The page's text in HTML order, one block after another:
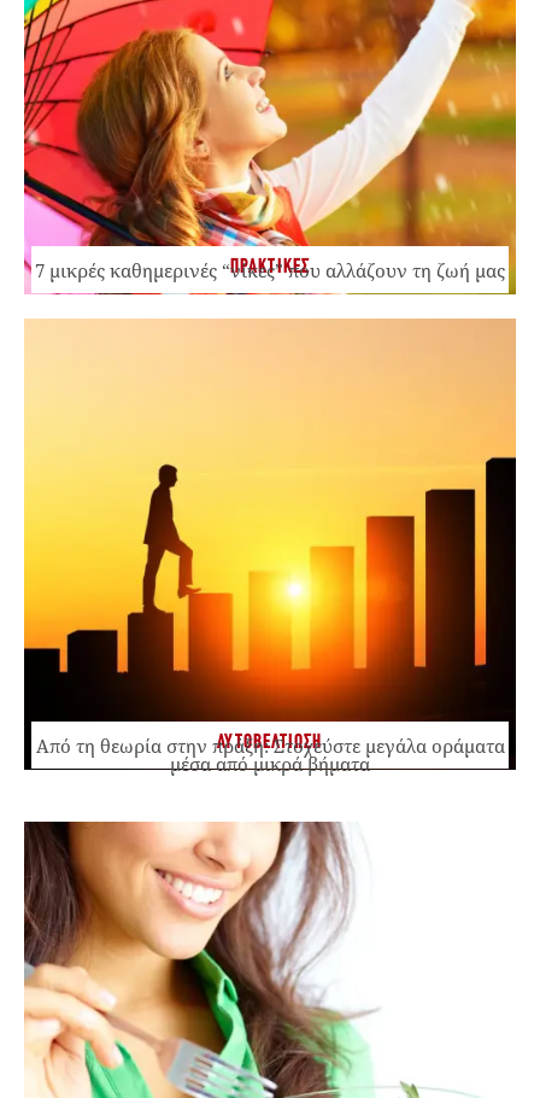
ΠΡΑΚΤΙΚΕΣ
7 μικρές καθημερινές “νίκες” που αλλάζουν τη ζωή μας
ΑΥΤΟΒΕΛΤΙΩΣΗ
Από τη θεωρία στην πράξη: Στοχεύστε μεγάλα οράματα
μέσα από μικρά βήματα